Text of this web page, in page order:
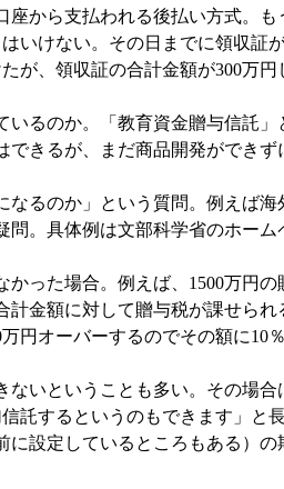
から支払われる後払い方式。
いけない。その日までに領収
が、領収証の合計金額が300万
るのか。「教育資金贈与信託
きるが、まだ商品開発ができず
るのか」という質問。例えば
。具体例は文部科学省のホー
った場合。例えば、1500万円
金額に対して贈与税が課せら
円オーバーするのでその額に10
いということも多い。その場
託するというのもできます」と
設定しているところもある）